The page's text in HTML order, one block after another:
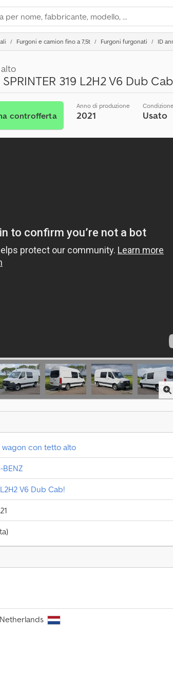
Furgoni e camion fino a 7,5t Furgoni furgonati ID
SPRINTER 319 L2H2 V6 Dub
controfferta
Anno di produzione
2021
Condizione
Usato
wagon con tetto alto
BENZ
V6 Dub Cab!